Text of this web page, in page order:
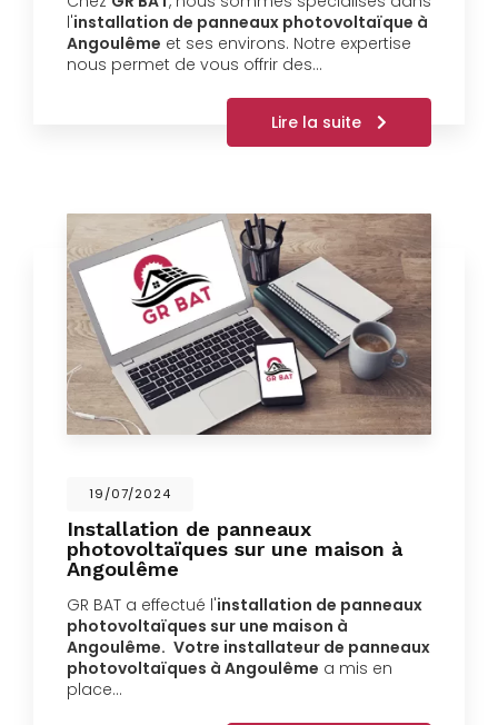
l'installation de panneaux photovoltaïque à
Angoulême et ses environs. Notre expertise
nous permet de vous offrir des…
Lire la suite
19/07/2024
Installation de panneaux
photovoltaïques sur une maison à
Angoulême
GR BAT a effectué l'installation de panneaux
photovoltaïques sur une maison à
Angoulême. Votre installateur de panneaux
photovoltaïques à Angoulême a mis en
place…